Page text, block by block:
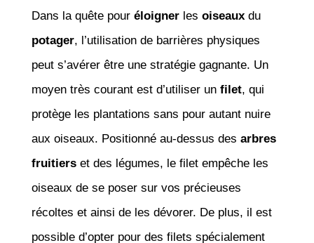
Dans la quête pour éloignerles oiseauxdu
potager, l’utilisation de barrières physiques
peut s’avérer être une stratégie gagnante. Un
moyen très courant est d’utiliser un filet, qui
protège les plantations sans pour autant nuire
aux oiseaux. Positionné au-dessus des arbres
fruitierset des légumes, le filet empêche les
oiseaux de se poser sur vos précieuses
récoltes et ainsi de les dévorer. De plus, il est
possible d’opter pour des filets spécialement